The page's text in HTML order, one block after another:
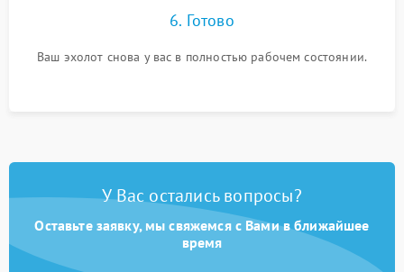
6. Готово
Ваш эхолот снова у вас в полностью рабочем состоянии.
У Вас остались вопросы?
Оставьте заявку, мы свяжемся с Вами в ближайшее
время